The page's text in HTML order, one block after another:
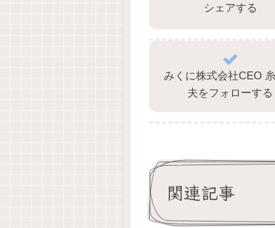
シェアする
みくに株式会社CEO
夫をフォローする
関連記事